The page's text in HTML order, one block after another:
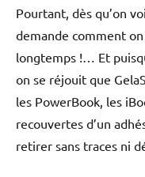
Pourtant, dès qu’on
demande comment on
longtemps !… Et
on se réjouit que
les PowerBook, les
recouvertes d’un
retirer sans traces ni